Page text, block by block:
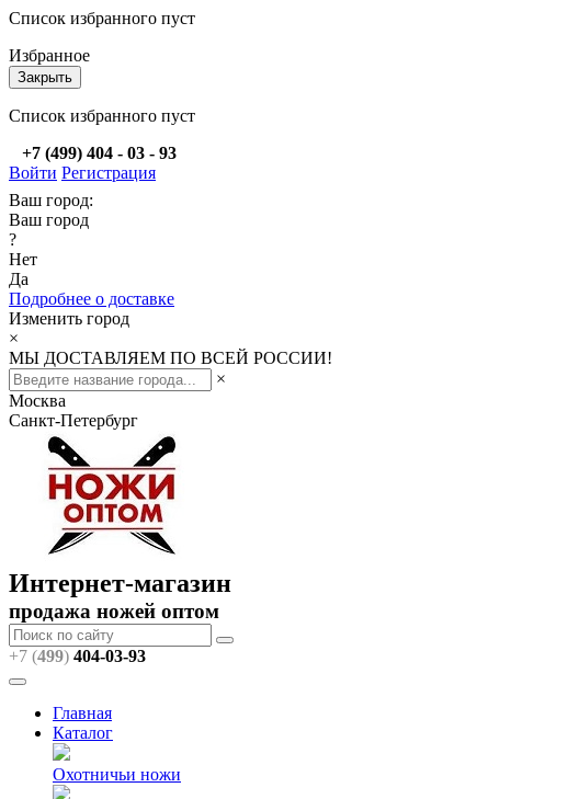
Список избранного пуст
Избранное
Закрыть
Список избранного пуст
+7 (499) 404 - 03 - 93
Войти Регистрация
Ваш город:
Ваш город
?
Нет
Да
Подробнее о доставке
Изменить город
×
МЫ ДОСТАВЛЯЕМ ПО ВСЕЙ РОССИИ!
×
Москва
Санкт-Петербург
Интернет-магазин
продажа ножей оптом
+7 (499) 404-03-93
Главная
Каталог
Охотничьи ножи